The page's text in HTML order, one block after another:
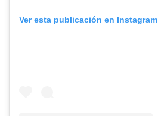
Ver esta publicación en Instagram